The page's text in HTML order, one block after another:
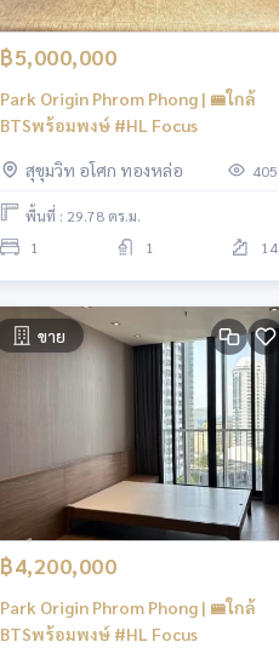
฿5,000,000
Park Origin Phrom Phong | 🚝ใกล้
BTSพร้อมพงษ์ #HL Focus
สุขุมวิท อโศก ทองหล่อ 405
พื้นที่ : 29.78 ตร.ม.
1
1 14
ขาย
฿4,200,000
Park Origin Phrom Phong | 🚝ใกล้
BTSพร้อมพงษ์ #HL Focus